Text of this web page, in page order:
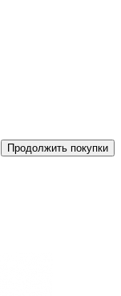
Продолжить покупки